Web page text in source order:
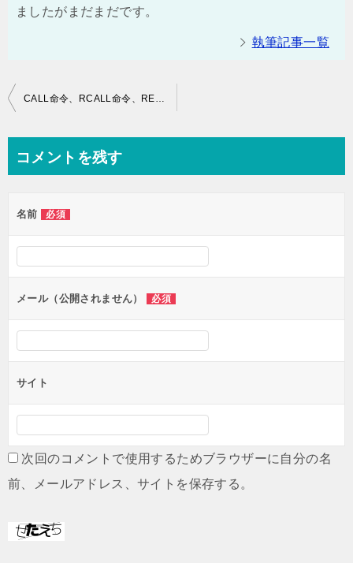
ましたがまだまだです。
執筆記事一覧
投
ビ
ー
シ
ン
CALL命令、RCALL命令、RET命令の実装
コメントを残す
名前 必須
メール（公開されません） 必須
サイト
次回のコメントで使用するためブラウザーに自分の名
前、メールアドレス、サイトを保存する。